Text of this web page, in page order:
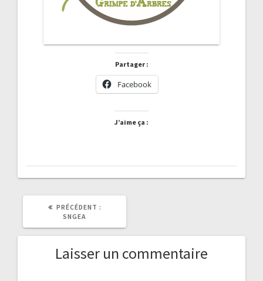
Partager :
Facebook
J’aime ça :
PRÉCÉDENT :
SNGEA
Laisser un commentaire